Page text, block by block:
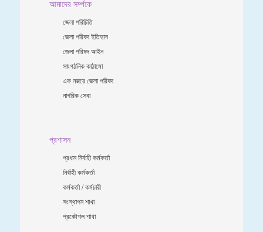
আমাদের সর্ম্পকে
জেলা পরিচিতি
জেলা পরিষদ ইতিহাস
জেলা পরিষদ আইন
সাংগঠনিক কাঠামো
এক নজরে জেলা পরিষদ
নাগরিক সেবা
প্রশাসন
প্রধান নির্বাহী কর্মকর্তা
নির্বাহী কর্মকর্তা
কর্মকর্তা / কর্মচারী
সংস্থাপন শাখা
প্রকৌশল শাখা